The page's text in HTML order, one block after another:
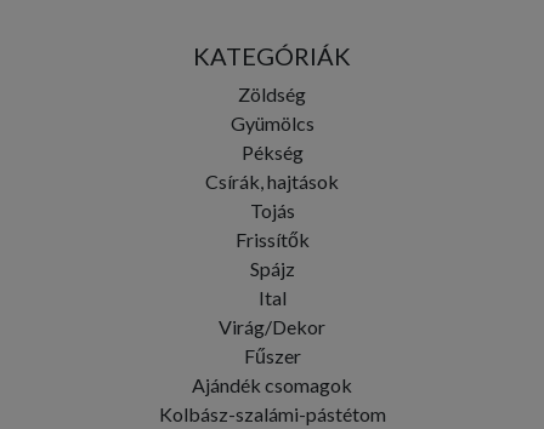
KATEGÓRIÁK
Zöldség
Gyümölcs
Pékség
Csírák, hajtások
Tojás
Frissítők
Spájz
Ital
Virág/Dekor
Fűszer
Ajándék csomagok
Kolbász-szalámi-pástétom